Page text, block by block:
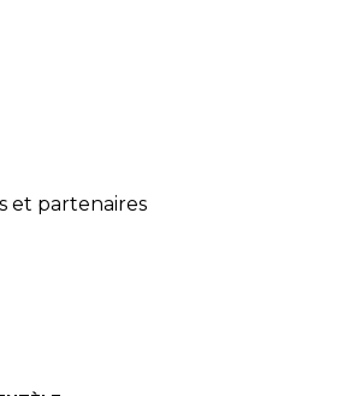
et partenaires